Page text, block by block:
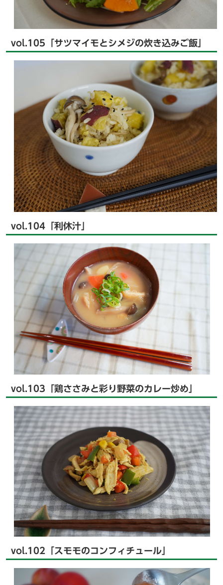
vol.105「サツマイモとシメジの炊き込みご飯」
vol.104「利休汁」
vol.103「鶏ささみと彩り野菜のカレー炒め」
vol.102「スモモのコンフィチュール」